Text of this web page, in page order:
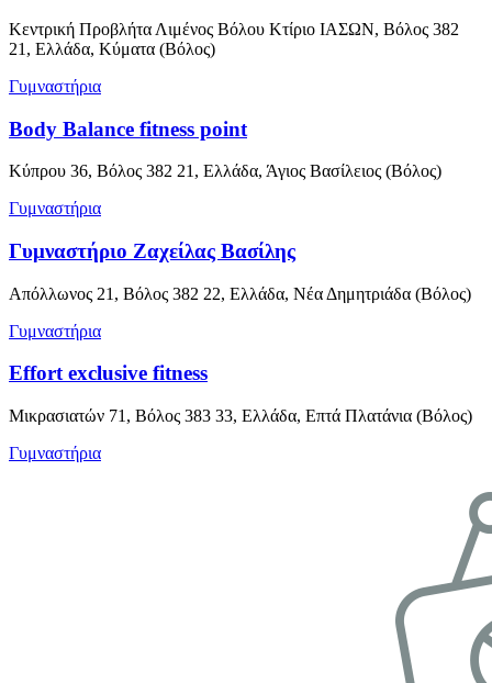
Κεντρική Προβλήτα Λιμένος Βόλου Κτίριο ΙΑΣΩΝ, Βόλος 382
21, Ελλάδα, Κύματα (Βόλος)
Γυμναστήρια
Body Balance fitness point
Κύπρου 36, Βόλος 382 21, Ελλάδα, Άγιος Βασίλειος (Βόλος)
Γυμναστήρια
Γυμναστήριο Ζαχείλας Βασίλης
Απόλλωνος 21, Βόλος 382 22, Ελλάδα, Νέα Δημητριάδα (Βόλος)
Γυμναστήρια
Effort exclusive fitness
Μικρασιατών 71, Βόλος 383 33, Ελλάδα, Επτά Πλατάνια (Βόλος)
Γυμναστήρια